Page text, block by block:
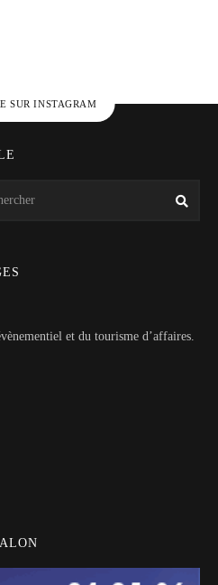
SUR INSTAGRAM
et du tourisme d’affaires.